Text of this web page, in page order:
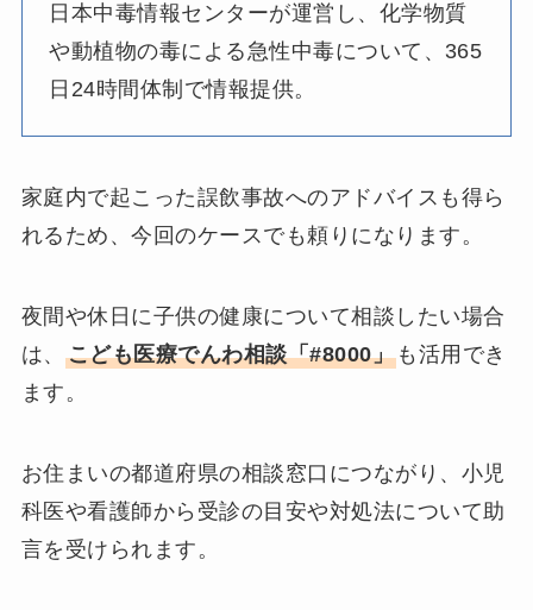
日本中毒情報センターが運営し、化学物質
や動植物の毒による急性中毒について、365
日24時間体制で情報提供。
家庭内で起こった誤飲事故へのアドバイスも得ら
れるため、今回のケースでも頼りになります。
夜間や休日に子供の健康について相談したい場合
は、 こども医療でんわ相談「#8000」 も活用でき
ます。
お住まいの都道府県の相談窓口につながり、小児
科医や看護師から受診の目安や対処法について助
言を受けられます。